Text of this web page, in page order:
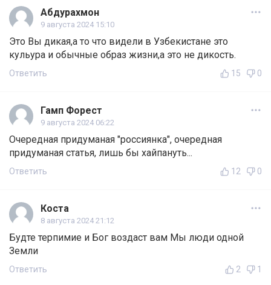
Абдурахмон
9 августа 2024 15:10
Это Вы дикая,а то что видели в Узбекистане это
кульура и обычные образ жизни,а это не дикость.
Ответить 15 0
Гамп Форест
9 августа 2024 06:22
Очередная придуманая "россиянка", очередная
придуманая статья, лишь бы хайпануть...
Ответить 12 0
Коста
8 августа 2024 21:12
Будте терпимие и Бог воздаст вам Мы люди одной
Земли
Ответить 2 1